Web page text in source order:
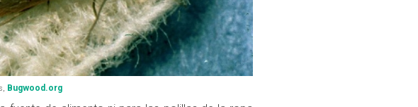
Bugwood.org